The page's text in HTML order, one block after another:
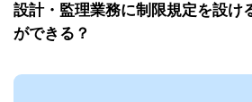
設計・監理業務に制限規定を設け
ができる？